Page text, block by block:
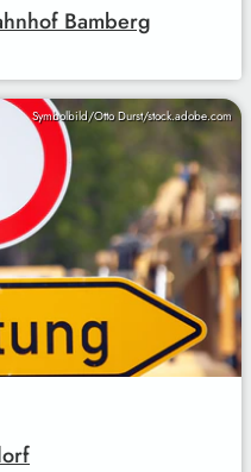
Bamberg
Symbolbild/Otto Durst/stock.adobe.com